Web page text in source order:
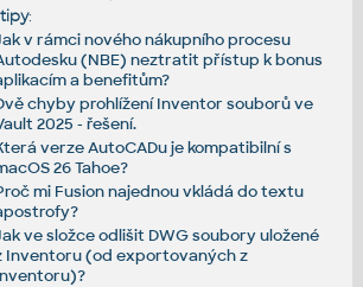
:
v rámci nového nákupního procesu
(NBE) neztratit přístup k bonus
a benefitům?
chyby prohlížení Inventor souborů ve
2025 - řešení.
verze AutoCADu je kompatibilní s
26 Tahoe?
mi Fusion najednou vkládá do textu
ve složce odlišit DWG soubory uložené
Inventoru (od exportovaných z